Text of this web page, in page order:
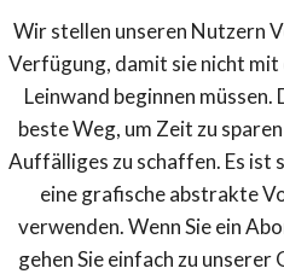
Wir stellen unseren Nutzern
Verfügung, damit sie nicht mit
Leinwand beginnen müssen.
beste Weg, um Zeit zu
Auffälliges zu schaffen. Es ist
eine grafische abstrakte
verwenden. Wenn Sie ein
gehen Sie einfach zu unserer